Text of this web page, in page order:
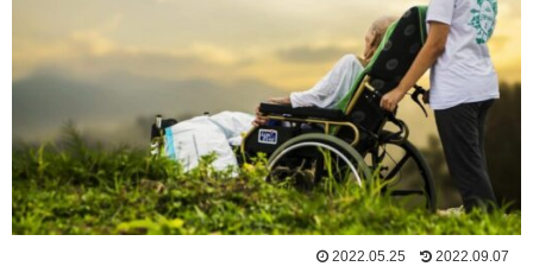
2022.05.25 2022.09.07